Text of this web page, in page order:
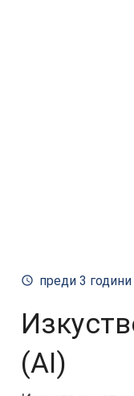
access_time преди 3 години
(AI)